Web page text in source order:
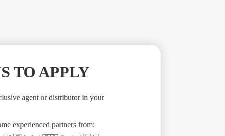
TO APPLY
agent or distributor in your
experienced partners from: